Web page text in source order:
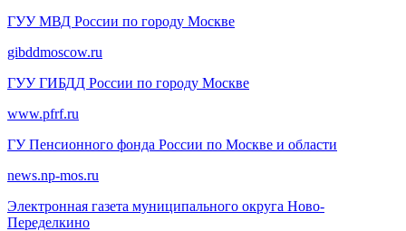
ГУУ МВД России по городу Москве
gibddmoscow.ru
ГУУ ГИБДД России по городу Москве
www.pfrf.ru
ГУ Пенсионного фонда России по Москве и области
news.np-mos.ru
Электронная газета муниципального округа Ново-
Переделкино